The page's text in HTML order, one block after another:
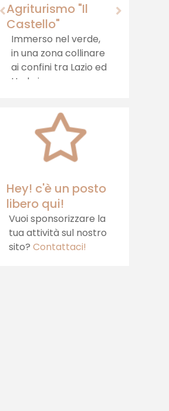
Agriturismo "Il
Castello"
Immerso nel verde,
in una zona collinare
ai confini tra Lazio ed
Umbria, sorge
Castello, che offre
ospitalità, cibi sani e
Hey! c'è un posto
libero qui!
Vuoi sponsorizzare la
tua attività sul nostro
sito? Contattaci!